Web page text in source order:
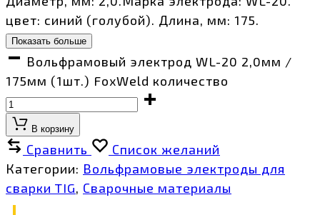
цвет: синий (голубой). Длина, мм: 175.
Показать больше
Вольфрамовый электрод WL-20 2,0мм /
175мм (1шт.) FoxWeld количество
В корзину
Сравнить
Список желаний
Категории: Вольфрамовые электроды для
сварки TIG, Сварочные материалы